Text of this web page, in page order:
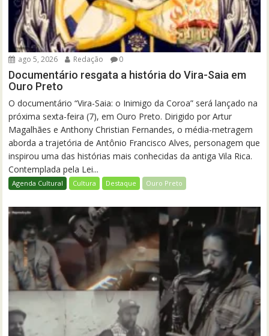
ago 5, 2026 Redação 0
Documentário resgata a história do Vira-Saia em
Ouro Preto
O documentário “Vira-Saia: o Inimigo da Coroa” será lançado na
próxima sexta-feira (7), em Ouro Preto. Dirigido por Artur
Magalhães e Anthony Christian Fernandes, o média-metragem
aborda a trajetória de Antônio Francisco Alves, personagem que
inspirou uma das histórias mais conhecidas da antiga Vila Rica.
Contemplada pela Lei...
Agenda Cultural Cultura Destaque Ouro Preto